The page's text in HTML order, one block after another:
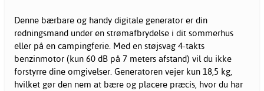
Denne bærbare og handy digitale generator er din
redningsmand under en strømafbrydelse i dit sommerhus
eller på en campingferie. Med en støjsvag 4-takts
benzinmotor (kun 60 dB på 7 meters afstand) vil du ikke
forstyrre dine omgivelser. Generatoren vejer kun 18,5 kg,
hvilket gør den nem at bære og placere præcis, hvor du har